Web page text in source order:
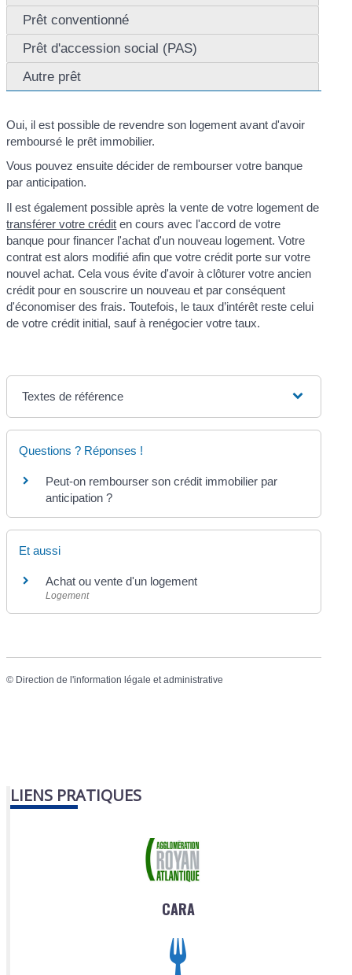
Prêt conventionné
Prêt d'accession social (PAS)
Autre prêt
Oui, il est possible de revendre son logement avant d'avoir
remboursé le prêt immobilier.
Vous pouvez ensuite décider de rembourser votre banque
par anticipation.
Il est également possible après la vente de votre logement de
transférer votre crédit en cours avec l'accord de votre
banque pour financer l'achat d'un nouveau logement. Votre
contrat est alors modifié afin que votre crédit porte sur votre
nouvel achat. Cela vous évite d'avoir à clôturer votre ancien
crédit pour en souscrire un nouveau et par conséquent
d'économiser des frais. Toutefois, le taux d’intérêt reste celui
de votre crédit initial, sauf à renégocier votre taux.
Textes de référence
Questions ? Réponses !
Peut-on rembourser son crédit immobilier par
anticipation ?
Et aussi
Achat ou vente d'un logement
Logement
© Direction de l'information légale et administrative
LIENS PRATIQUES
CARA